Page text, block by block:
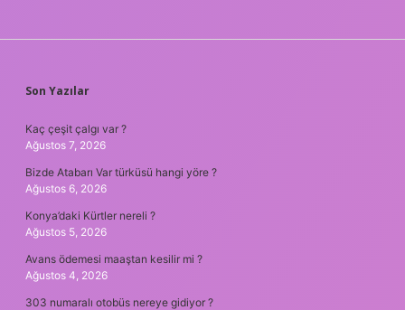
SIDEBAR
Son Yazılar
Kaç çeşit çalgı var ?
Ağustos 7, 2026
Bizde Atabarı Var türküsü hangi yöre ?
Ağustos 6, 2026
Konya’daki Kürtler nereli ?
Ağustos 5, 2026
Avans ödemesi maaştan kesilir mi ?
Ağustos 4, 2026
303 numaralı otobüs nereye gidiyor ?